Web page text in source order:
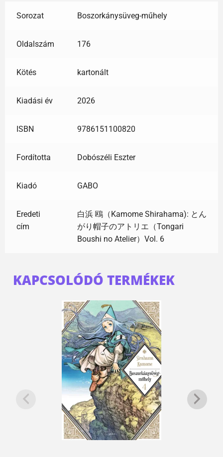
Sorozat Boszorkánysüveg-műhely
Oldalszám 176
Kötés kartonált
Kiadási év 2026
ISBN 9786151100820
Fordította Dobószéli Eszter
Kiadó GABO
Eredeti
cím
白浜 鴎（Kamome Shirahama): とん
がり帽子のアトリエ（Tongari
Boushi no Atelier）Vol. 6
KAPCSOLÓDÓ TERMÉKEK